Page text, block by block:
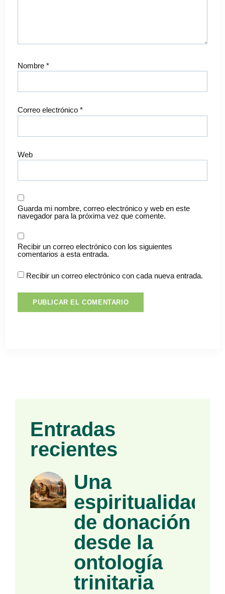
Nombre *
Correo electrónico *
Web
Guarda mi nombre, correo electrónico y web en este
navegador para la próxima vez que comente.
Recibir un correo electrónico con los siguientes
comentarios a esta entrada.
Recibir un correo electrónico con cada nueva entrada.
Entradas
recientes
Una
espiritualidad
de donación
desde la
ontología
trinitaria